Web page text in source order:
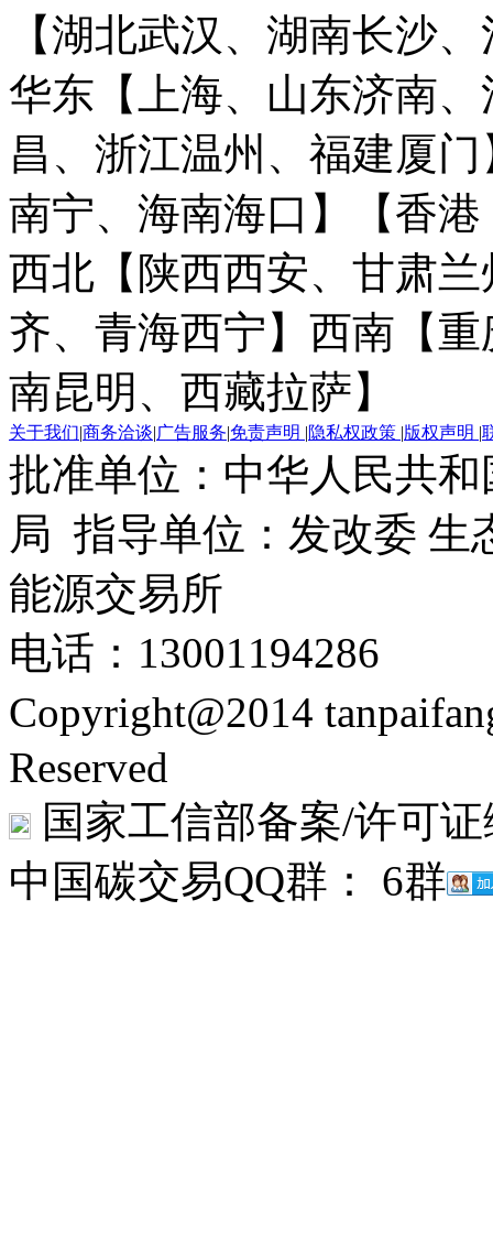
【湖北武汉、湖南长沙
华东【上海、山东济南
昌、浙江温州、福建厦门
南宁、海南海口】
【香
西北【陕西西安、甘肃
齐、青海西宁】 西南【
南昆明、西藏拉萨】
关于我们|商务洽谈|广告服务|免责声明 |隐私权政策 |版权声明 |
批准单位：中华人民共
局 指导单位：发改委 生
能源交易所
电话：13001194286
Copyright@2014
Reserved
国家工信部备案/许可
中国碳交易QQ群： 6群